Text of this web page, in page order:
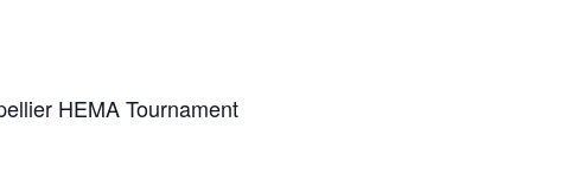
HEMA Tournament